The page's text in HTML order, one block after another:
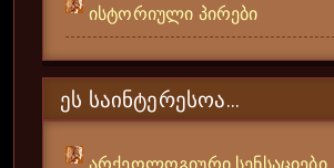
ისტორიული პირები
ᲔᲡ ᲡᲐᲘᲜᲢᲔᲠᲔᲡᲝᲐ...